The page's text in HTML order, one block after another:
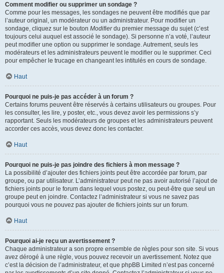
Comment modifier ou supprimer un sondage ?
Comme pour les messages, les sondages ne peuvent être modifiés que par
l’auteur original, un modérateur ou un administrateur. Pour modifier un
sondage, cliquez sur le bouton Modifierdu premier message du sujet (c’est
toujours celui auquel est associé le sondage). Si personne n’a voté, l’auteur
peut modifier une option ou supprimer le sondage. Autrement, seuls les
modérateurs et les administrateurs peuvent le modifier ou le supprimer. Ceci
pour empêcher le trucage en changeant les intitulés en cours de sondage.
Haut
Pourquoi ne puis-je pas accéder à un forum ?
Certains forums peuvent être réservés à certains utilisateurs ou groupes. Pour
les consulter, les lire, y poster, etc., vous devez avoir les permissions s’y
rapportant. Seuls les modérateurs de groupes et les administrateurs peuvent
accorder ces accès, vous devez donc les contacter.
Haut
Pourquoi ne puis-je pas joindre des fichiers à mon message ?
La possibilité d’ajouter des fichiers joints peut être accordée par forum, par
groupe, ou par utilisateur. L’administrateur peut ne pas avoir autorisé l’ajout de
fichiers joints pour le forum dans lequel vous postez, ou peut-être que seul un
groupe peut en joindre. Contactez l’administrateur si vous ne savez pas
pourquoi vous ne pouvez pas ajouter de fichiers joints sur un forum.
Haut
Pourquoi ai-je reçu un avertissement ?
Chaque administrateur a son propre ensemble de règles pour son site. Si vous
avez dérogé à une règle, vous pouvez recevoir un avertissement. Notez que
c’est la décision de l’administrateur, et que phpBB Limited n’est pas concerné